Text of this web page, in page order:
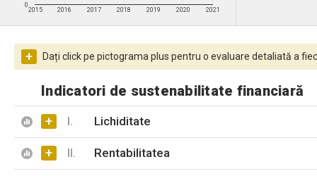
2015 2016 2017 2018 2019 2020 2021
0
+ Dați click pe pictograma plus pentru o evaluare detaliată a
Indicatori de sustenabilitate financiară
+ I. Lichiditate
+ II. Rentabilitatea